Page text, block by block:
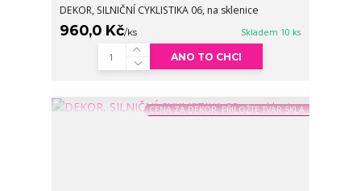
DEKOR, SILNIČNÍ CYKLISTIKA 06, na sklenice
960,0 Kč/ks Skladem 10 ks
ANO TO CHCI
CENA ZA DEKOR, PŘILOŽTE TVAR SKLA